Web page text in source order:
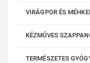
VIRÁGPOR ÉS
KÉZMŰVES
TERMÉSZETES